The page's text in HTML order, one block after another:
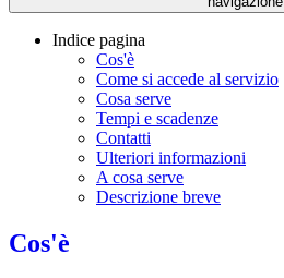
Indice pagina
Cos'è
Come si accede al servizio
Cosa serve
Tempi e scadenze
Contatti
Ulteriori informazioni
A cosa serve
Descrizione breve
Cos'è